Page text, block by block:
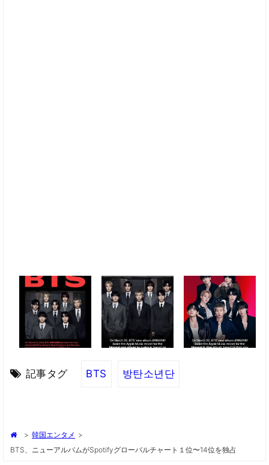
記事タグ BTS 방탄소년단
> 韓国エンタメ >
BTS、ニューアルバムがSpotifyグローバルチャート１位〜14位を独占